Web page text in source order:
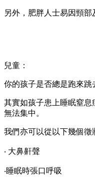
另外，肥胖人士易因頸
兒童：
你的孩子是否總是跑來跳
其實如孩子患上睡眠窒
無法集中。
我們亦可以從以下幾個徵
‧ 大鼻鼾聲
‧睡眠時張口呼吸